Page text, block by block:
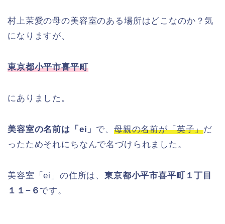
村上茉愛の母の美容室のある場所はどこなのか？気
になりますが、
東京都小平市喜平町
にありました。
美容室の名前は「ei」 で、 母親の名前が「英子」だ
ったためそれにちなんで名づけられました。
美容室「ei」の住所は、東京都小平市喜平町１丁目
１１−６ です。